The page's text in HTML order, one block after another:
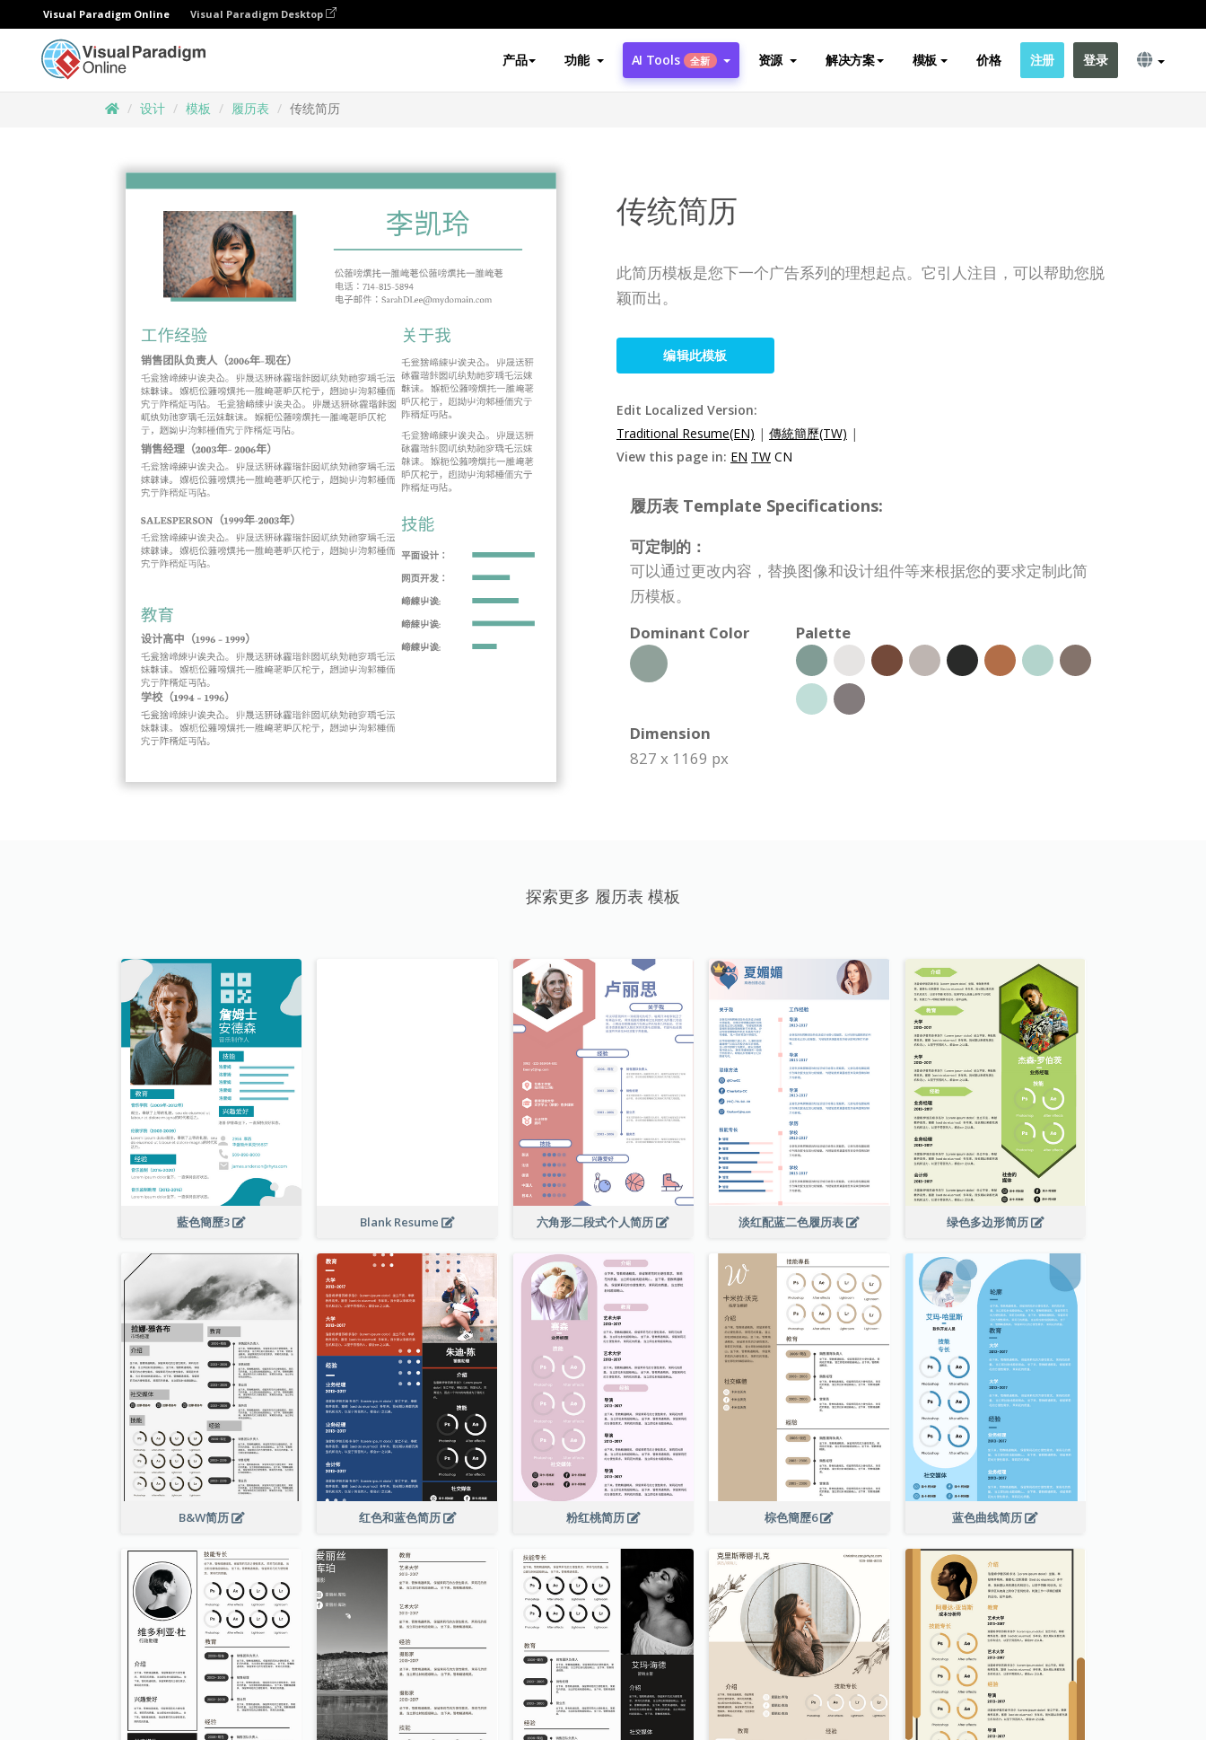
Visual Paradigm Online Visual Paradigm Desktop
产品 功能 AI Tools 全新 资源 解决方案 模板 价格 注册 登录
设计 模板 履历表 传统简历
传统简历
此简历模板是您下一个广告系列的理想起点。它引人注目，可以帮助您脱
颖而出。
编辑此模板
Edit Localized Version:
Traditional Resume(EN) | 傳統簡歷(TW) |
View this page in: EN TW CN
履历表 Template Specifications:
可定制的：
可以通过更改内容，替换图像和设计组件等来根据您的要求定制此简
历模板。
Dominant Color
Palette
Dimension
827 x 1169 px
探索更多 履历表 模板
藍色簡歷3 Blank Resume 六角形二段式个人简历 淡红配蓝二色履历表 绿色多边形简历
B&W简历 红色和蓝色简历 粉红桃简历 棕色簡歷6 蓝色曲线简历